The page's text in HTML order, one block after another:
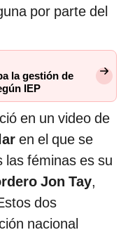
por parte del
la gestión de
IEP
en un video de
en el que se
las féminas es su
Jon Tay,
dos
nacional